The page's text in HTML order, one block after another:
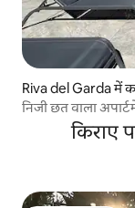
Riva del Garda में
निजी छत वाला
किराए